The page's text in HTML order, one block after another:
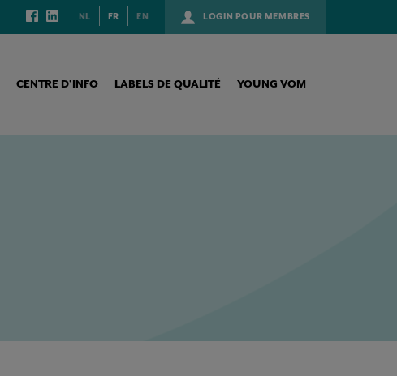
LOGIN POUR MEMBRES
NL FR EN
CENTRE D’INFO LABELS DE QUALITÉ YOUNG VOM